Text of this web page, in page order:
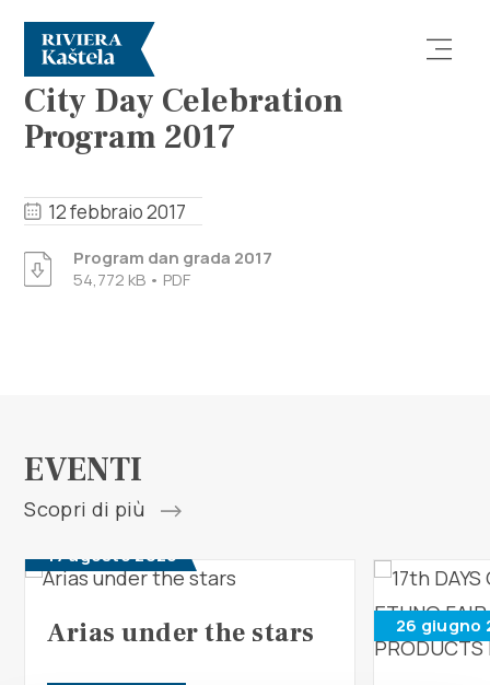
Esplora
Multimedia
Tourist office
Safe in Dalmatia
EVENTI
City Day Celebration
Program 2017
12 febbraio 2017
Program dan grada 2017
54,772 kB • PDF
EVENTI
Scopri di più
17 agosto 2026
Arias under the stars 26 giugno